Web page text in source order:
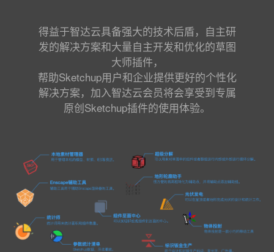
得益于智达云具备强大的技术后盾，自主研
发的解决方案和大量自主开发和优化的草图
大师插件，
帮助Sketchup用户和企业提供更好的个性化
解决方案，加入智达云会员将会享受到专属
原创Sketchup插件的使用体验。